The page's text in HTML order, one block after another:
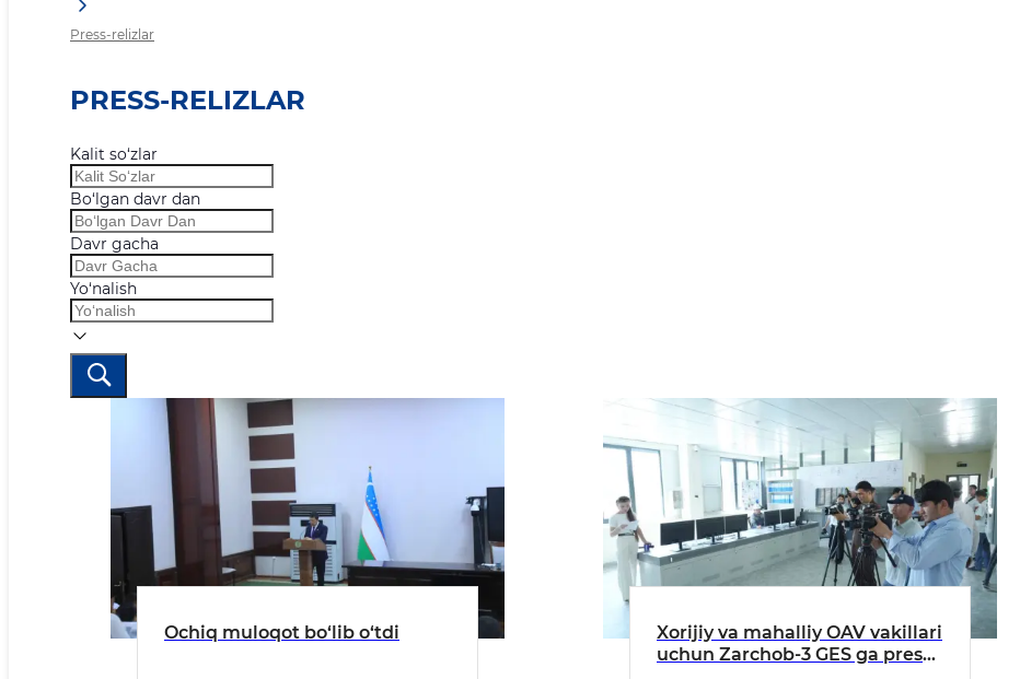
Press-relizlar
PRESS-RELIZLAR
Kalit so‘zlar
Bo‘lgan davr dan
Davr gacha
Yo‘nalish
Ochiq muloqot bo‘lib o‘tdi
Xorijiy va mahalliy OAV vakillari
uchun Zarchob-3 GES ga press-